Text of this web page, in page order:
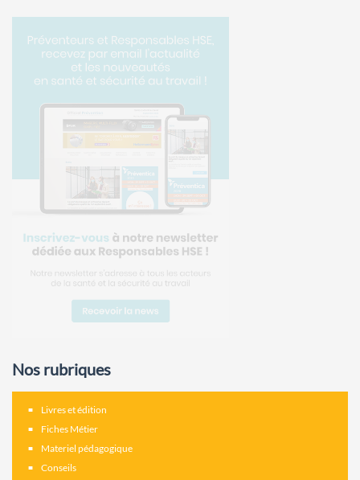
Nos rubriques
Livres et édition
Fiches Métier
Materiel pédagogique
Conseils